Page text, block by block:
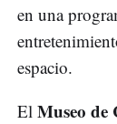
en una
espacio.
El Museo de